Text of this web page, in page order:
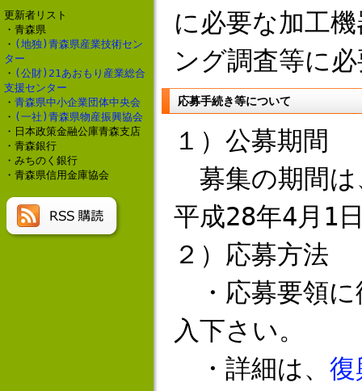
更新者リスト
・青森県
・ (地独)青森県産業技術セン
ター
・ (公財)21あおもり産業総合
支援センター
・ 青森県中小企業団体中央会
・ (一社)青森県物産振興協会
・日本政策金融公庫青森支店
・青森銀行
・みちのく銀行
・青森県信用金庫協会
に必要な加工
ング調査等に
応募手続き等について
１）公募期間
募集の期間は
平成28年4月1
２）応募方法
・応募要領に
入下さい。
・詳細は、 復